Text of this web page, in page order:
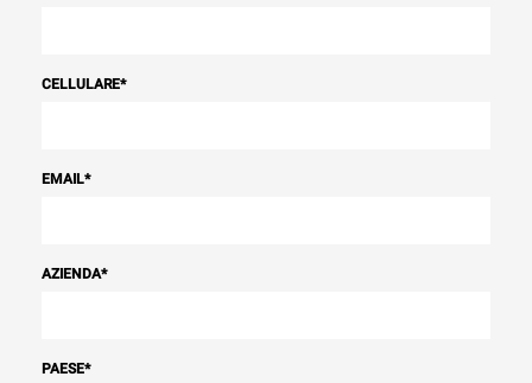
CELLULARE*
EMAIL*
AZIENDA*
PAESE*